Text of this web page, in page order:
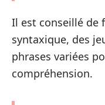
Il est conseillé de
syntaxique, des
phrases variées
compréhension.